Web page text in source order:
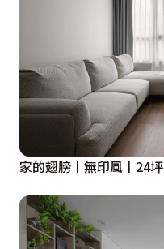
家的翅膀丨無印風丨24坪